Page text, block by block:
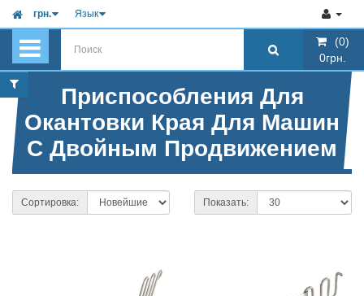
грн. Язык
(0)
0грн.
Приспособления Для
Окантовки Края Для Машин
С Двойным Продвижением
Сортировка: Показать: